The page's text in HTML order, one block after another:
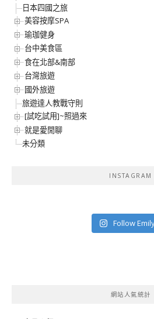
日本四國之旅
美容按摩SPA
瑜珈健身
台中美食區
食在北部&南部
台灣旅遊
國外旅遊
旅遊達人教戰守則
[試吃試用]~照過來
就是愛閒聊
未分類
INSTAGRAM
Follow
網站人氣統計